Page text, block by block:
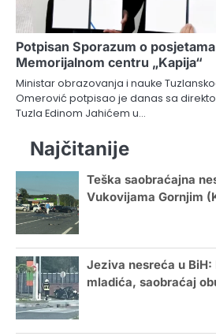
Potpisan Sporazum o
Memorijalnom centru „Kapija“
Ministar obrazovanja i nauke
Omerović potpisao je danas sa
Tuzla Edinom Jahićem u…
Najčitanije
Teška saobraćajna
Vukovijama Gornjim
Jeziva nesreća u BiH:
mladića, saobraćaj